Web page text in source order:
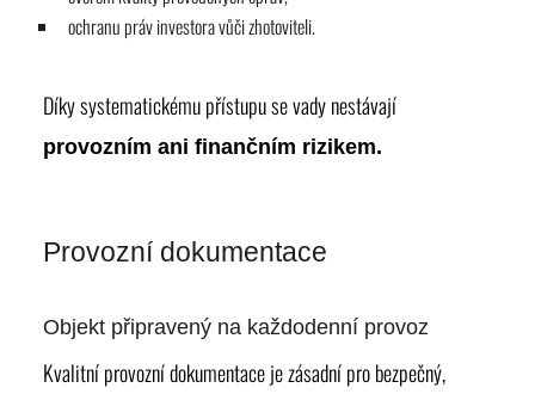
ochranu práv investora vůči zhotoviteli.
Díky systematickému přístupu se vady nestávají
provozním ani finančním rizikem.
Provozní dokumentace
Objekt připravený na každodenní provoz
Kvalitní provozní dokumentace je zásadní pro bezpečný,